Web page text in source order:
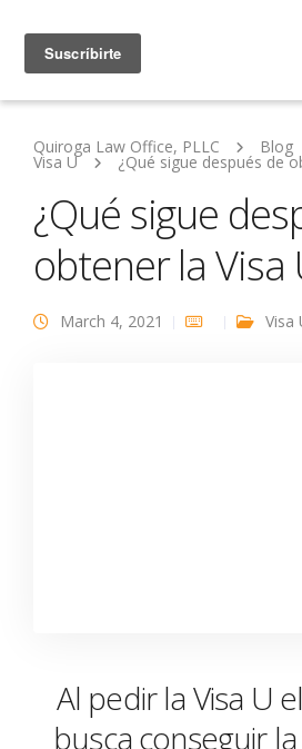
Quiroga Law Office, PLLC Blog
Visa U ¿Qué sigue después de
¿Qué sigue
obtener la Visa
March 4, 2021 Visa
Al pedirla Visa U
busca conseguir